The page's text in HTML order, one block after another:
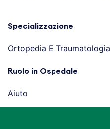
Specializzazione
Ortopedia E Traumatologia
Ruolo in Ospedale
Aiuto